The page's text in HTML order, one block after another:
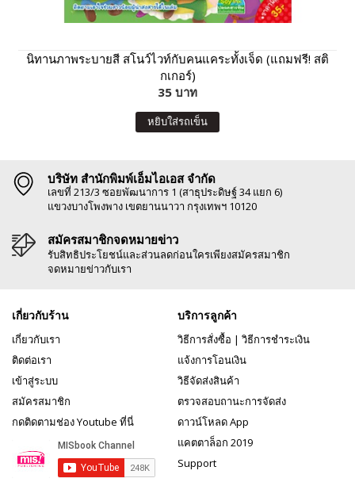
นิทานภาพระบายสี สโนว์ไวท์กับคนแคระทั้งเจ็ด (แถมฟรี! สติ
กเกอร์)
35 บาท
หยิบใส่รถเข็น
บริษัท สำนักพิมพ์เอ็มไอเอส จำกัด
เลขที่ 213/3 ซอยพัฒนาการ 1 (สาธุประดิษฐ์ 34 แยก 6)
แขวงบางโพงพาง เขตยานนาวา กรุงเทพฯ 10120
สมัครสมาชิกจดหมายข่าว
รับสิทธิประโยชน์และส่วนลดก่อนใครเพียงสมัครสมาชิก
จดหมายข่าวกับเรา
เกี่ยวกับร้าน
เกี่ยวกับเรา
ติดต่อเรา
เข้าสู่ระบบ
สมัครสมาชิก
กดติดตามช่อง Youtube ที่นี่
บริการลูกค้า
วิธีการสั่งซื้อ | วิธีการชำระเงิน
แจ้งการโอนเงิน
วิธีจัดส่งสินค้า
ตรวจสอบถานะการจัดส่ง
ดาวน์โหลด App
แคตตาล็อก 2019
Support